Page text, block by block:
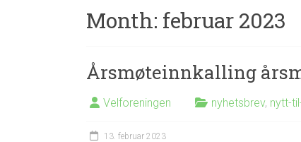
Month: februar 2023
Årsmøteinnkalling
Velforeningen nyhetsbrev, nytt-
13. februar 2023